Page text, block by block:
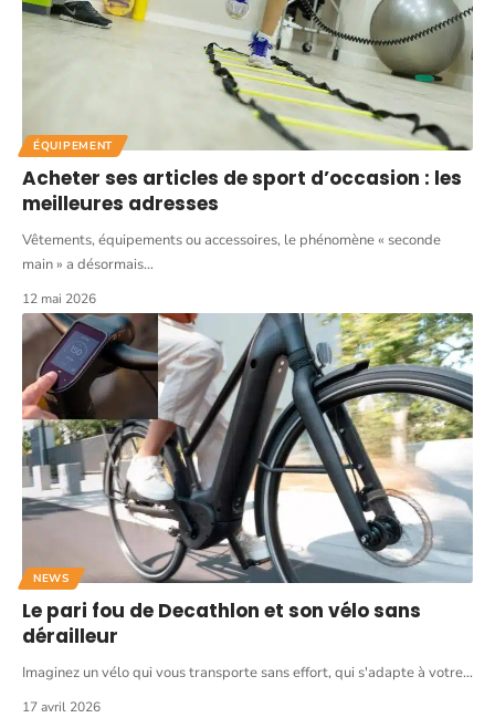
ÉQUIPEMENT
Acheter ses articles de sport d’occasion : les
meilleures adresses
Vêtements, équipements ou accessoires, le phénomène « seconde
main » a désormais…
12 mai 2026
NEWS
Le pari fou de Decathlon et son vélo sans
dérailleur
Imaginez un vélo qui vous transporte sans effort, qui s'adapte à votre…
17 avril 2026